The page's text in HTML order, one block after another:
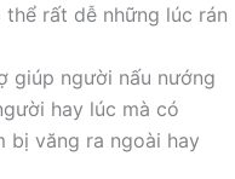
rất dễ những lúc rán
giúp người nấu nướng
hay lúc mà có
bị văng ra ngoài hay